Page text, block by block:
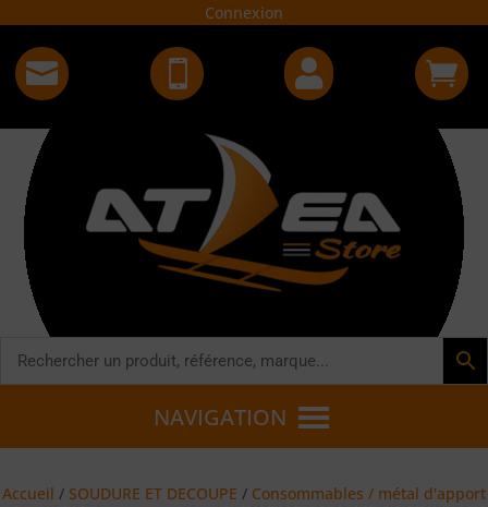
Connexion
   
NAVIGATION
Accueil / SOUDURE ET DECOUPE / Consommables / métal d'apport